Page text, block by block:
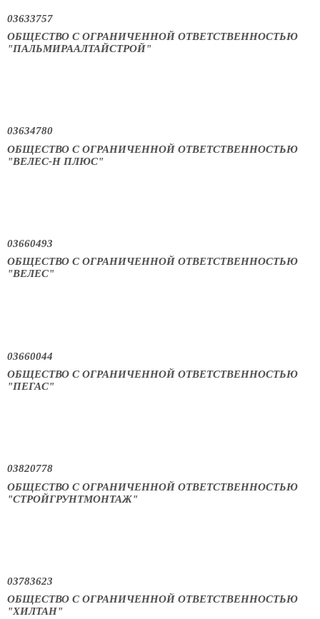
03633757
ОБЩЕСТВО С ОГРАНИЧЕННОЙ ОТВЕТСТВЕННОСТЬЮ
"ПАЛЬМИРААЛТАЙСТРОЙ"
03634780
ОБЩЕСТВО С ОГРАНИЧЕННОЙ ОТВЕТСТВЕННОСТЬЮ
"ВЕЛЕС-Н ПЛЮС"
03660493
ОБЩЕСТВО С ОГРАНИЧЕННОЙ ОТВЕТСТВЕННОСТЬЮ
"ВЕЛЕС"
03660044
ОБЩЕСТВО С ОГРАНИЧЕННОЙ ОТВЕТСТВЕННОСТЬЮ
"ПЕГАС"
03820778
ОБЩЕСТВО С ОГРАНИЧЕННОЙ ОТВЕТСТВЕННОСТЬЮ
"СТРОЙГРУНТМОНТАЖ"
03783623
ОБЩЕСТВО С ОГРАНИЧЕННОЙ ОТВЕТСТВЕННОСТЬЮ
"ХИЛТАН"